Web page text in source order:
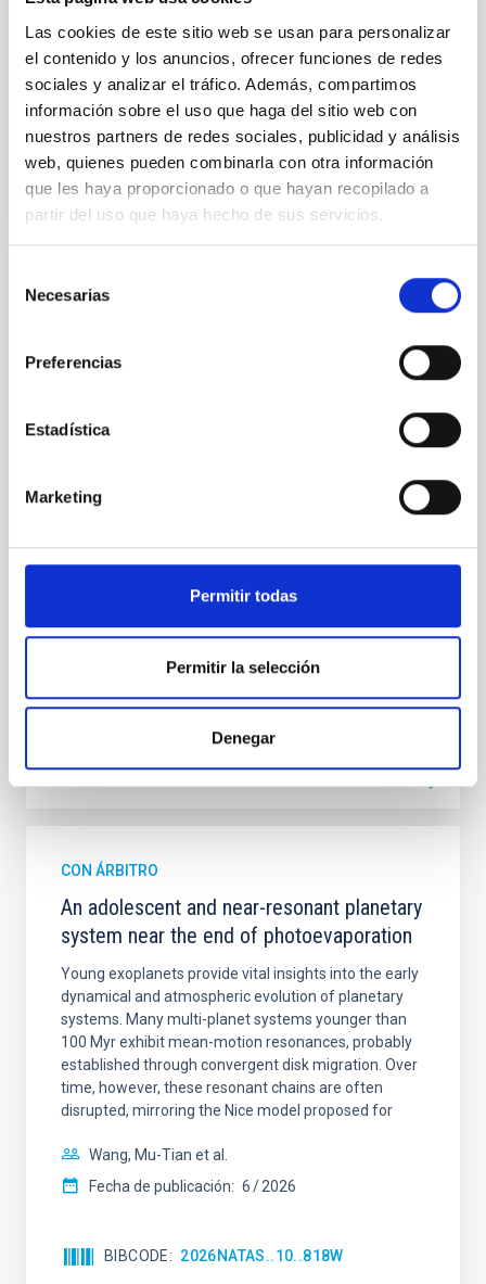
Las cookies de este sitio web se usan para personalizar
el contenido y los anuncios, ofrecer funciones de redes
sociales y analizar el tráfico. Además, compartimos
información sobre el uso que haga del sitio web con
nuestros partners de redes sociales, publicidad y análisis
web, quienes pueden combinarla con otra información
que les haya proporcionado o que hayan recopilado a
partir del uso que haya hecho de sus servicios.
Necesarias
Preferencias
Estadística
Marketing
Permitir todas
Permitir la selección
Denegar
Yin, Sean et al.
Fecha de publicación:
BIBCODE 2026APJ..1003...83Y
NÚMERO DE CITAS 0
Clues to inside-out quenching in quiescent
galaxies at 1.2 ≲ z ≲ 2.2: Age, Fe-, and
Mg-abundance gradients from JWST-
insights into star-formation quenching and stellar
mass assembly mechanisms. Previous photometric
Cheng, Chloe M. et al.
CON ÁRBITRO
An adolescent and near-resonant planetary
system near the end of photoevaporation
Young exoplanets provide vital insights into the early
dynamical and atmospheric evolution of planetary
systems. Many multi-planet systems younger than
100 Myr exhibit mean-motion resonances, probably
established through convergent disk migration. Over
time, however, these resonant chains are often
disrupted, mirroring the Nice model proposed for
Wang, Mu-Tian et al.
Fecha de publicación: 6 2026
BIBCODE 2026NATAS..10..818W